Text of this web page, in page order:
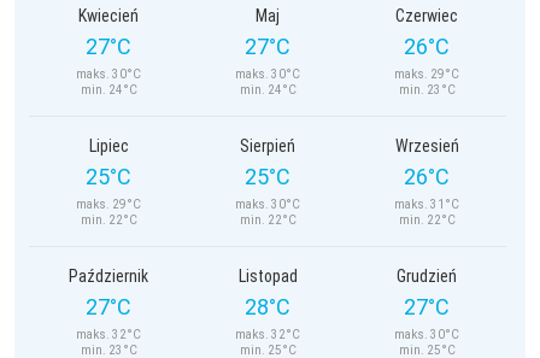
Kwiecień
27°C
maks. 30°C
min. 24°C
Maj
27°C
maks. 30°C
min. 24°C
Czerwiec
26°C
maks. 29°C
min. 23°C
Lipiec
25°C
maks. 29°C
min. 22°C
Sierpień
25°C
maks. 30°C
min. 22°C
Wrzesień
26°C
maks. 31°C
min. 22°C
Październik
27°C
maks. 32°C
min. 23°C
Listopad
28°C
maks. 32°C
min. 25°C
Grudzień
27°C
maks. 30°C
min. 25°C